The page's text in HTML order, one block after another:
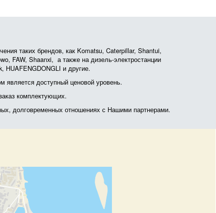
таких брендов, как Komatsu, Caterpillar, Shantui,
FAW, Shaanxi, а также на дизель-электростанции
HUAFENGDONGLI и другие.
является доступный ценовой уровень.
комплектующих.
долговременных отношениях с Нашими партнерами.